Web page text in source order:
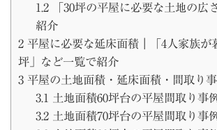
1.2「30坪の平屋に必要な土地の広
紹介
2 平屋に必要な延床面積｜「4人家族が
坪」など一覧で紹介
3 平屋の土地面積・延床面積・間取り
3.1
土地面積60坪台の平屋間取り事
3.2土地面積70坪台の平屋間取り事